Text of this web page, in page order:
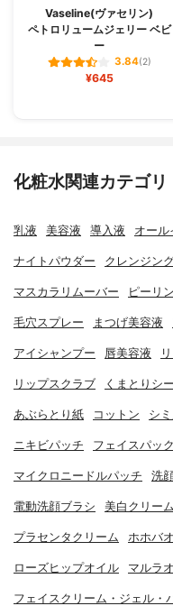
Vaseline(ヴァセリン)
ペトロリュームジェリー ベビ
ー
3.84(2)
¥645
化粧水関連カテゴ
乳液 美容液 導入液 オール
ナイトパウダー クレンジン
マスカラリムーバー ピーリ
毛穴スプレー まつげ美容液
アイシャンプー 唇美容液
リップスクラブ くまとりシ
あぶらとり紙 コットン シ
ニキビパッチ フェイスパッ
マイクロニードルパッチ 洗
電動洗顔ブラシ 美白クリーム
プラセンタクリーム ホホバ
ローズヒップオイル マルラ
フェイスクリーム・ジェル・